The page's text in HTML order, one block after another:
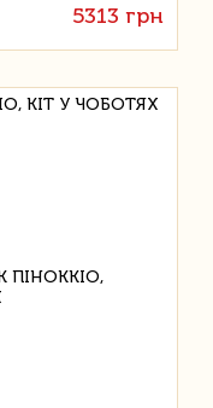
5313 грн
КІТ У ЧОБОТЯХ